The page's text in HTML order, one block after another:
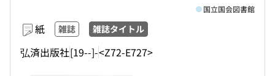
紙 雑誌 雑誌タイトル
弘済出版社[19--]-<Z72-E727>
国立国会図書館